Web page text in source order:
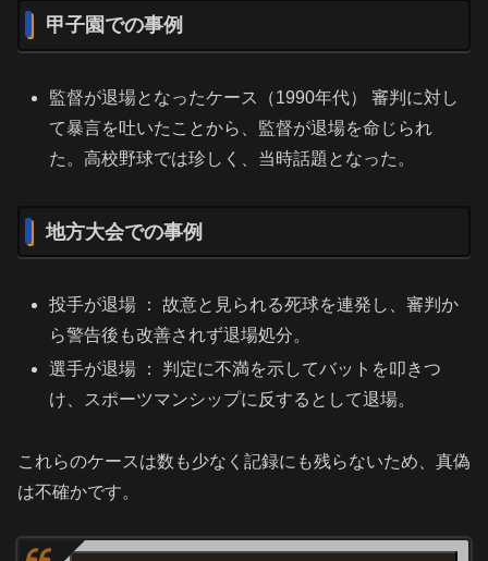
甲子園での事例
監督が退場となったケース（1990年代） 審判に対し
て暴言を吐いたことから、監督が退場を命じられ
た。高校野球では珍しく、当時話題となった。
地方大会での事例
投手が退場 ： 故意と見られる死球を連発し、審判か
ら警告後も改善されず退場処分。
選手が退場 ： 判定に不満を示してバットを叩きつ
け、スポーツマンシップに反するとして退場。
これらのケースは数も少なく記録にも残らないため、真偽
は不確かです。